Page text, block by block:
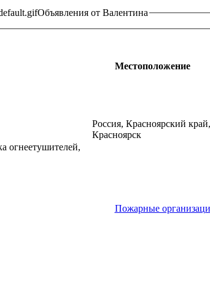
Объявления от Валентина
Местоположение
огнеетушителей,
Россия, Красноярский край,
Красноярск
Пожарные